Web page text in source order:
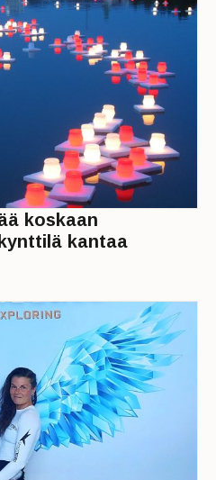
koskaan
kantaa